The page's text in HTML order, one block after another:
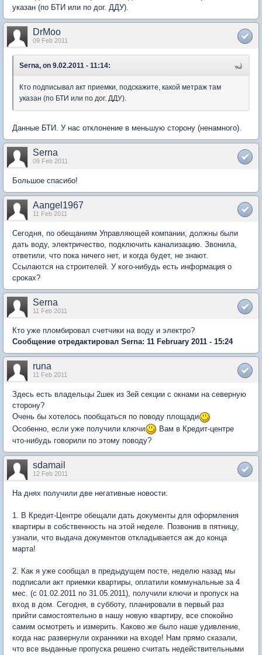
указан (по БТИ или по дог. ДДУ).
DrMoo
09 Feb 2011
Serna, on 9.02.2011 - 11:14:
Кто подписывал акт приемки, подскажите, какой метраж там
указан (по БТИ или по дог. ДДУ).
Данные БТИ. У нас отклонение в меньшую сторону (ненамного).
Serna
09 Feb 2011
Большое спасибо!
Aangel1967
11 Feb 2011
Сегодня, по обещаниям Управляющей компании, должны были
дать воду, электричество, подключить канализацию. Звонила,
ответили, что пока ничего нет, и когда будет, не знают.
Ссылаются на строителей. У кого-нибудь есть информация о
сроках?
Serna
11 Feb 2011
Кто уже пломбировал счетчики на воду и электро?
Сообщение отредактировал Serna: 11 February 2011 - 15:24
runa
11 Feb 2011
Здесь есть владельцы 2шек из 3ей секции с окнами на северную
сторону?
Очень бы хотелось пообщаться по поводу площади
Особенно, если уже получили ключи
Вам в Кредит-центре
что-нибудь говорили по этому поводу?
sdamail
12 Feb 2011
На днях получили две негативные новости:
1. В Кредит-Центре обещали дать документы для оформления
квартиры в собственность на этой неделе. Позвонив в пятницу,
узнали, что выдача документов откладывается аж до конца
марта!
2. Как я уже сообщал в предыдущем посте, неделю назад мы
подписали акт приемки квартиры, оплатили коммунальные за 4
мес. (с 01.02.2011 по 31.05.2011), получили ключи и пропуск на
вход в дом. Сегодня, в субботу, планировали в первый раз
прийти самостоятельно в нашу новую квартиру, все спокойно
самим осмотреть и измерить. Каково же было наше удивление,
когда нас развернули охранники на входе! Нам прямо сказали,
что все выданные пропуска решено считать недействительными